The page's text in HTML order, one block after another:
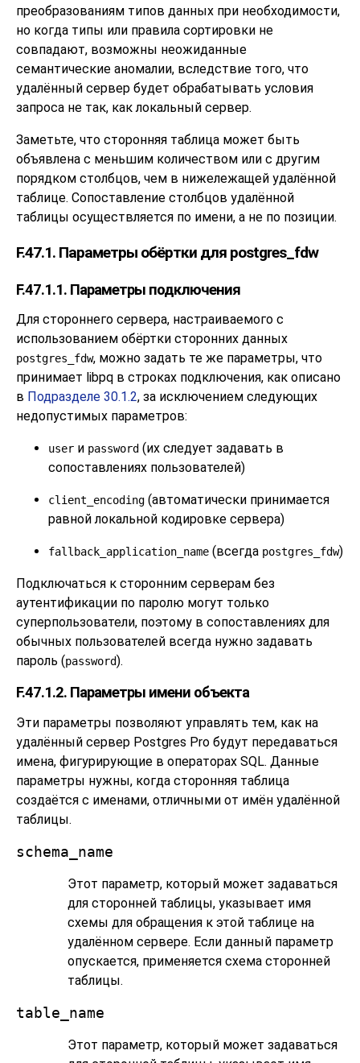
преобразованиям типов данных при необходимости,
но когда типы или правила сортировки не
совпадают, возможны неожиданные
семантические аномалии, вследствие того, что
удалённый сервер будет обрабатывать условия
запроса не так, как локальный сервер.
Заметьте, что сторонняя таблица может быть
объявлена с меньшим количеством или с другим
порядком столбцов, чем в нижележащей удалённой
таблице. Сопоставление столбцов удалённой
таблицы осуществляется по имени, а не по позиции.
F.47.1. Параметры обёртки для postgres_fdw
F.47.1.1. Параметры подключения
Для стороннего сервера, настраиваемого с
использованием обёртки сторонних данных
postgres_fdw, можно задать те же параметры, что
принимает libpq в строках подключения, как описано
в Подразделе 30.1.2, за исключением следующих
недопустимых параметров:
user и password (их следует задавать в
сопоставлениях пользователей)
client_encoding (автоматически принимается
равной локальной кодировке сервера)
fallback_application_name (всегда postgres_fdw)
Подключаться к сторонним серверам без
аутентификации по паролю могут только
суперпользователи, поэтому в сопоставлениях для
обычных пользователей всегда нужно задавать
пароль (password).
F.47.1.2. Параметры имени объекта
Эти параметры позволяют управлять тем, как на
удалённый сервер Postgres Pro будут передаваться
имена, фигурирующие в операторах SQL. Данные
параметры нужны, когда сторонняя таблица
создаётся с именами, отличными от имён удалённой
таблицы.
schema_name
Этот параметр, который может задаваться
для сторонней таблицы, указывает имя
схемы для обращения к этой таблице на
удалённом сервере. Если данный параметр
опускается, применяется схема сторонней
таблицы.
table_name
Этот параметр, который может задаваться